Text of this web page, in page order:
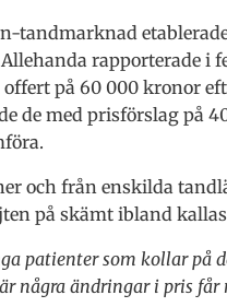
tandmarknad
rapporterade i
på 60 000 kronor
de med prisförslag på
och från enskilda
på skämt ibland
patienter som kollar på
några ändringar i pris får